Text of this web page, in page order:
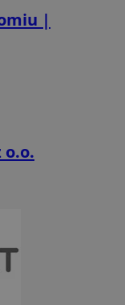
|
o.o.